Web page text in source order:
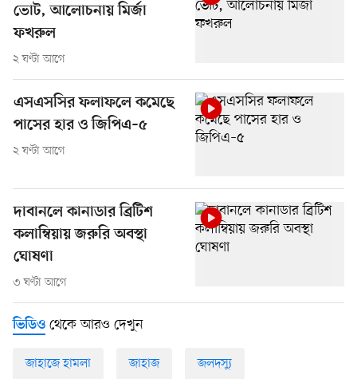
ভোট, আলোচনায় মির্জা
ফখরুল
২ ঘণ্টা আগে
এসএসসির ফলাফলে কমেছে
পাসের হার ও জিপিএ–৫
২ ঘণ্টা আগে
দাবানলে কানাডার ব্রিটিশ
কলাম্বিয়ায় জরুরি অবস্থা
ঘোষণা
৩ ঘণ্টা আগে
ভিডিও থেকে আরও দেখুন
জাহাজে হামলা জাহাজ জলদস্যু